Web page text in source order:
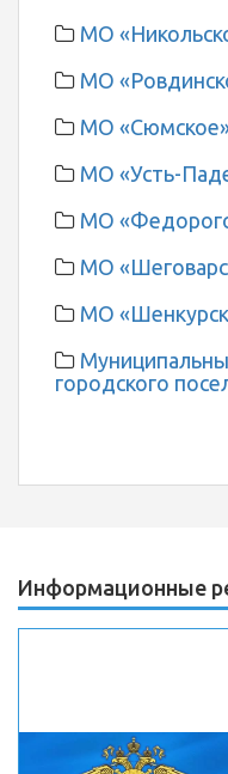
МО
МО
МО
МО «Усть-
МО
МО
МО
городского
Информационные